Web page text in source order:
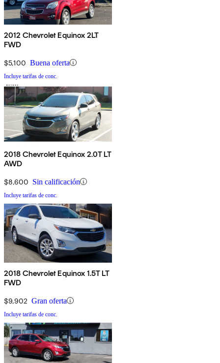
2012 Chevrolet Equinox 2LT
FWD
$5,100 Buena oferta
Incluye tarifas de conc.
2018 Chevrolet Equinox 2.0T LT
AWD
$8,600 Sin calificación
Incluye tarifas de conc.
2018 Chevrolet Equinox 1.5T LT
FWD
$9,902 Gran oferta
Incluye tarifas de conc.